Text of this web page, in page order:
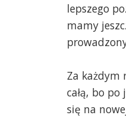
lepszego
mamy
Za każdym
całą, bo
się na